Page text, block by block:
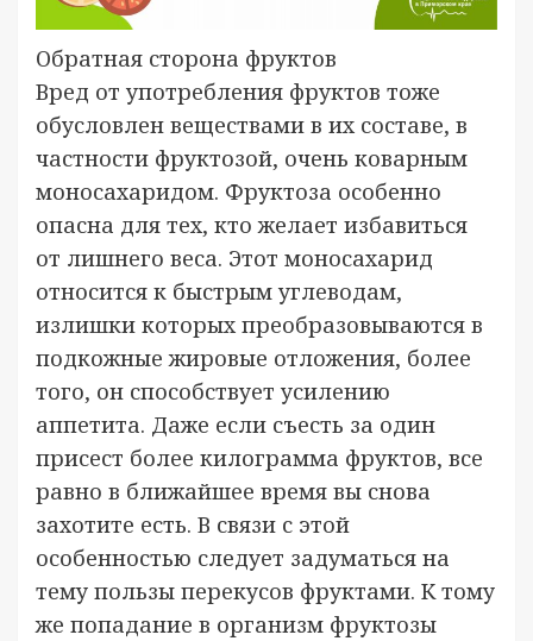
Обратная сторона фруктов
Вред от употребления фруктов тоже
обусловлен веществами в их составе, в
частности фруктозой, очень коварным
моносахаридом. Фруктоза особенно
опасна для тех, кто желает избавиться
от лишнего веса. Этот моносахарид
относится к быстрым углеводам,
излишки которых преобразовываются в
подкожные жировые отложения, более
того, он способствует усилению
аппетита. Даже если съесть за один
присест более килограмма фруктов, все
равно в ближайшее время вы снова
захотите есть. В связи с этой
особенностью следует задуматься на
тему пользы перекусов фруктами. К тому
же попадание в организм фруктозы